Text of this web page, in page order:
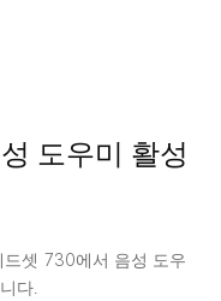
도우미 활성
셋 730에서 음성 도우
다.